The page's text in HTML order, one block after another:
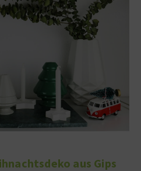
aus Gips